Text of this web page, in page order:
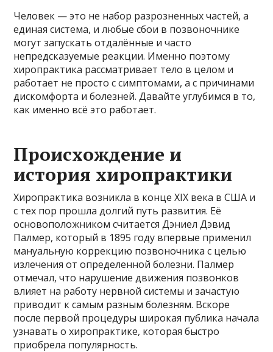
Человек — это не набор разрозненных частей, а
единая система, и любые сбои в позвоночнике
могут запускать отдалённые и часто
непредсказуемые реакции. Именно поэтому
хиропрактика рассматривает тело в целом и
работает не просто с симптомами, а с причинами
дискомфорта и болезней. Давайте углубимся в то,
как именно всё это работает.
Происхождение и
история хиропрактики
Хиропрактика возникла в конце XIX века в США и
с тех пор прошла долгий путь развития. Её
основоположником считается Дэниел Дэвид
Палмер, который в 1895 году впервые применил
мануальную коррекцию позвоночника с целью
излечения от определенной болезни. Палмер
отмечал, что нарушение движения позвонков
влияет на работу нервной системы и зачастую
приводит к самым разным болезням. Вскоре
после первой процедуры широкая публика начала
узнавать о хиропрактике, которая быстро
приобрела популярность.